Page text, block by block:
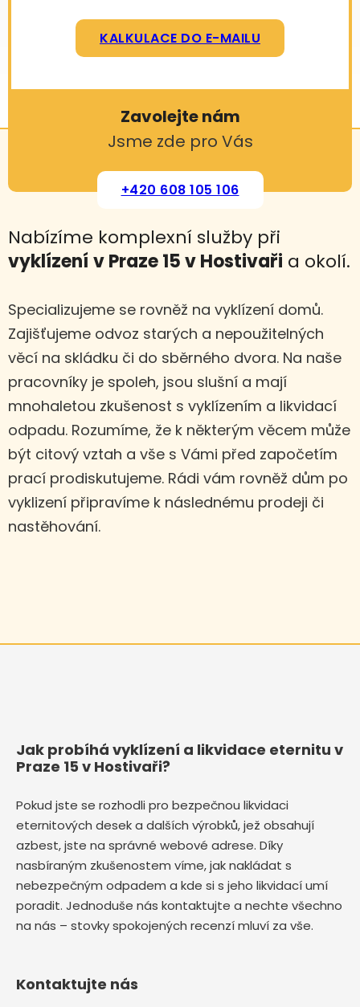
KALKULACE DO E-MAILU
Zavolejte nám
Jsme zde pro Vás
+420 608 105 106
Nabízíme komplexní služby při
vyklízení v Praze 15 v Hostivaři a okolí.
Specializujeme se rovněž na vyklízení domů.
Zajišťujeme odvoz starých a nepoužitelných
věcí na skládku či do sběrného dvora. Na naše
pracovníky je spoleh, jsou slušní a mají
mnohaletou zkušenost s vyklízením a likvidací
odpadu. Rozumíme, že k některým věcem může
být citový vztah a vše s Vámi před započetím
prací prodiskutujeme. Rádi vám rovněž dům po
vyklizení připravíme k následnému prodeji či
nastěhování.
Jak probíhá vyklízení a likvidace eternitu v
Praze 15 v Hostivaři?
Pokud jste se rozhodli pro bezpečnou likvidaci
eternitových desek a dalších výrobků, jež obsahují
azbest, jste na správné webové adrese. Díky
nasbíraným zkušenostem víme, jak nakládat s
nebezpečným odpadem a kde si s jeho likvidací umí
poradit. Jednoduše nás kontaktujte a nechte všechno
na nás – stovky spokojených recenzí mluví za vše.
Kontaktujte nás